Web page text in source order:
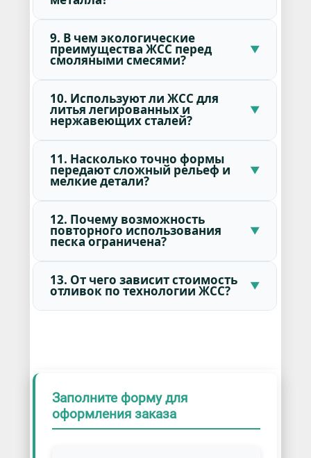
9. В чем экологические
преимущества ЖСС перед
смоляными смесями?
10. Используют ли ЖСС для
литья легированных и
нержавеющих сталей?
11. Насколько точно формы
передают сложный рельеф и
мелкие детали?
12. Почему возможность
повторного использования
песка ограничена?
13. От чего зависит стоимость
отливок по технологии ЖСС?
Заполните форму для
оформления заказа